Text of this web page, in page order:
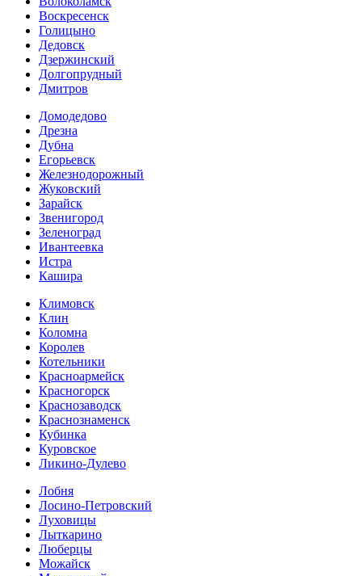
Воскресенск
Голицыно
Дедовск
Дзержинский
Долгопрудный
Дмитров
Домодедово
Дрезна
Дубна
Егорьевск
Железнодорожный
Жуковский
Зарайск
Звенигород
Зеленоград
Ивантеевка
Истра
Кашира
Климовск
Клин
Коломна
Королев
Котельники
Красноармейск
Красногорск
Краснозаводск
Краснознаменск
Кубинка
Куровское
Ликино-Дулево
Лобня
Лосино-Петровский
Луховицы
Лыткарино
Люберцы
Можайск